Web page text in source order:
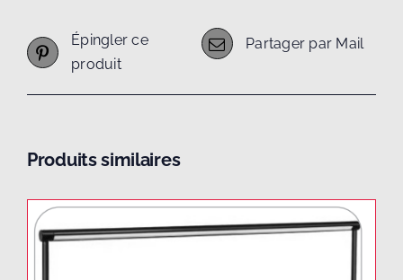
Épingler ce
produit
Partager par Mail
Produits similaires